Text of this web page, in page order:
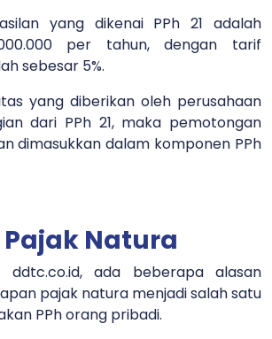
yang dikenai PPh 21 adalah
per tahun, dengan tarif
sebesar 5%.
yang diberikan oleh perusahaan
dari PPh 21, maka pemotongan
dimasukkan dalam komponen PPh
Natura
ddtc.co.id, ada beberapa alasan
pajak natura menjadi salah satu
PPh orang pribadi.